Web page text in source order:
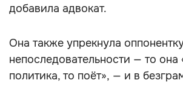
добавила адвокат.
Она также упрекнула
непоследовательности — то она
политика, то поёт», — и в